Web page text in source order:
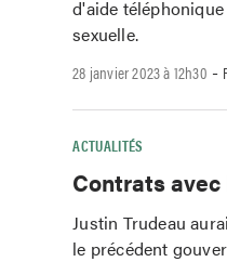
d'aide
sexuelle.
28 janvier 2023 à 12h30 -
ACTUALITÉS
Contrats
Justin Trudeau
le précédent